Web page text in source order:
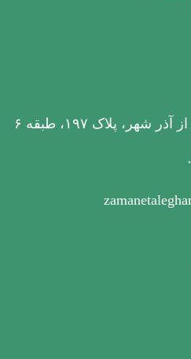
پلاک ۱۹۷، طبقه ۶